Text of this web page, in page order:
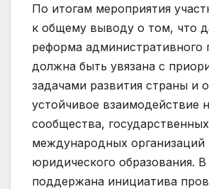
По итогам мероприятия
к общему выводу о том, что
реформа административного
должна быть увязана с
задачами развития страны и
устойчивое взаимодействие
сообщества,
международных организаций
юридического образования. В
поддержана инициатива